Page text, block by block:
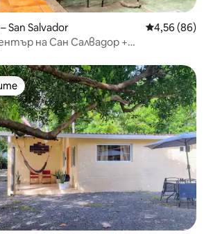
San Salvador Средна
4,56 (86)
на Сан Салвадор +